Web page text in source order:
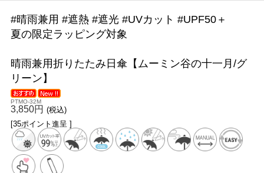
#晴雨兼用 #遮熱 #遮光 #UVカット #UPF50＋
夏の限定ラッピング対象
晴雨兼用折りたたみ日傘【ムーミン谷の十一月/グ
リーン】
PTMO-32M
3,850円 (税込)
[35ポイント進呈 ]